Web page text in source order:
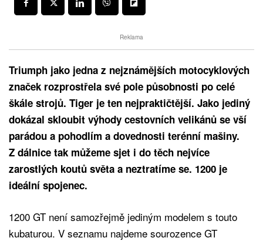
Reklama
Triumph jako jedna z nejznámějších motocyklových
značek rozprostřela své pole působnosti po celé
škále strojů. Tiger je ten nejpraktičtější. Jako jediný
dokázal skloubit výhody cestovních velikánů se vší
parádou a pohodlím a dovednosti terénní mašiny.
Z dálnice tak můžeme sjet i do těch nejvíce
zarostlých koutů světa a neztratíme se. 1200 je
ideální spojenec.
1200 GT není samozřejmě jediným modelem s touto
kubaturou. V seznamu najdeme sourozence GT